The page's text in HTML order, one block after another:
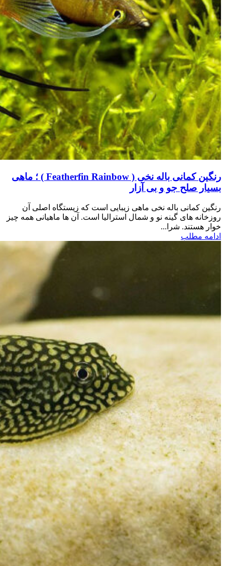
رنگین کمانی باله نخی ( Featherfin Rainbow ) ؛ ماهی
بسیار صلح جو و بی آزار
رنگین کمانی باله نخی ماهی زیبایی است که زیستگاه اصلی آن
روزخانه های گینه نو و شمال استرالیا است. آن ها ماهیانی همه چیز
خوار هستند. شرا...
ادامه مطلب